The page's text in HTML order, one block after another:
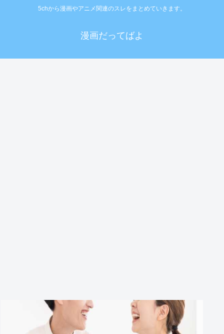
5chから漫画やアニメ関連のスレをまとめていきます。
漫画だってばよ